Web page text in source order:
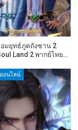
มยุทธ์ภูตถังซาน 2
Land 2 พากย์ไทย…
อนไลน์